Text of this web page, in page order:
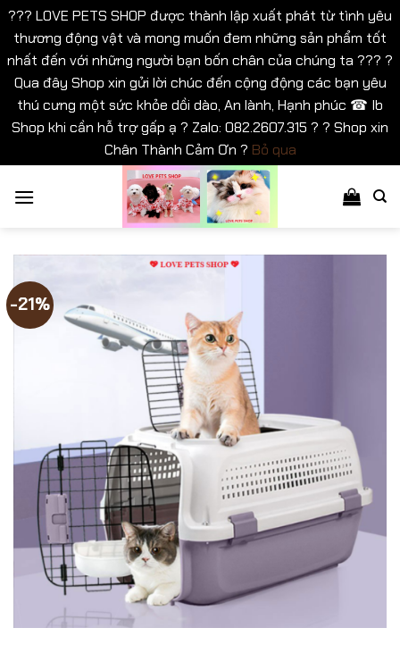
??? LOVE PETS SHOP được thành lập xuất phát từ tình yêu
thương động vật và mong muốn đem những sản phẩm tốt
nhất đến với những người bạn bốn chân của chúng ta ??? ?
Qua đây Shop xin gửi lời chúc đến cộng động các bạn yêu
thú cưng một sức khỏe dồi dào, An lành, Hạnh phúc ☎ Ib
Shop khi cần hỗ trợ gấp ạ ? Zalo: 082.2607.315 ? ? Shop xin
Chân Thành Cảm Ơn ? Bỏ qua
qua
-21%